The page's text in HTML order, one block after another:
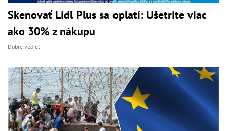
Skenovať Lidl Plus sa oplatí: Ušetrite viac
ako 30% z nákupu
Dobre vedieť